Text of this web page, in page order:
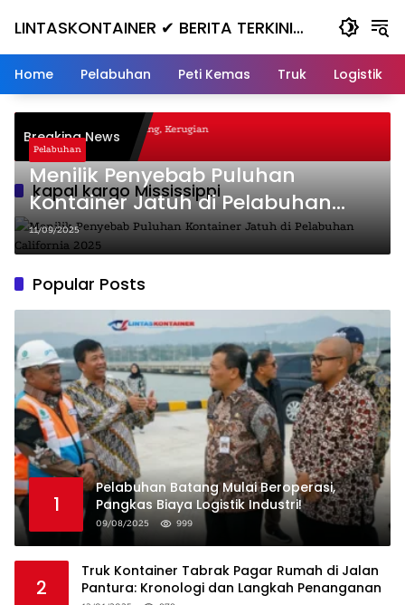
LINTASKONTAINER ✔ BERITA TERKINI
KONTAINER TERBARU HARI INI
Home Pelabuhan Peti Kemas Truk Logistik
Breaking News
Nanjak, Masuk ke Jurang, Kerugian
kapal kargo Mississippi
Pelabuhan
Menilik Penyebab Puluhan
Kontainer Jatuh di Pelabuhan
California 2025
11/09/2025
Popular Posts
1
Pelabuhan Batang Mulai Beroperasi,
Pangkas Biaya Logistik Industri!
09/08/2025 999
2
Truk Kontainer Tabrak Pagar Rumah di Jalan
Pantura: Kronologi dan Langkah Penanganan